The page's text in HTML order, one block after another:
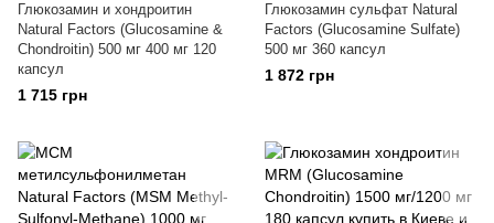
Глюкозамин и хондроитин
Natural Factors (Glucosamine &
Chondroitin) 500 мг 400 мг 120
капсул
1 715 грн
Глюкозамин сульфат Natural
Factors (Glucosamine Sulfate)
500 мг 360 капсул
1 872 грн